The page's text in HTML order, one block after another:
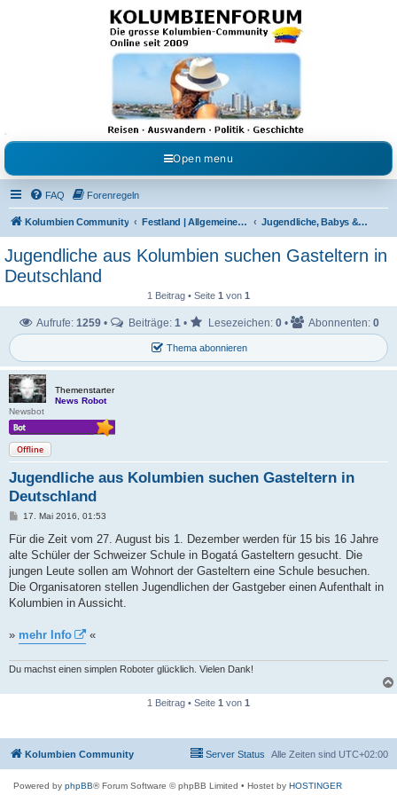
Kolumbienforum - Das
grosse Forum der
Freunde Kolumbiens
Reisen, Auswandern, Kultur, Politik, Geschichte und Visum in Kolumbien und Venezuela.
Austausch, Erfahrungen und Gemeinschaft im Kolumbienforum
Open menu
FAQ Forenregeln
Kolumbien Community Festland | Allgemeine Fragen Jugendliche, Babys & Kinder
Jugendliche aus Kolumbien suchen Gasteltern in
Deutschland
1 Beitrag • Seite 1 von 1
Thema abonnieren
Aufrufe: 1259• Beiträge: 1 • Lesezeichen: 0• Abonnenten: 0
Themenstarter
News Robot
Newsbot
Offline
Jugendliche aus Kolumbien suchen Gasteltern in
Deutschland
B
i
r
a
17. Mai 2016, 01:53
Für die Zeit vom 27. August bis 1. Dezember werden für 15 bis 16 Jahre
alte Schüler der Schweizer Schule in Bogatá Gasteltern gesucht. Die
jungen Leute sollen am Wohnort der Gasteltern eine Schule besuchen.
Die Organisatoren stellen Jugendlichen der Gastgeber einen Aufenthalt in
Kolumbien in Aussicht.
» mehr Info «
Du machst einen simplen Roboter glücklich. Vielen Dank!
1 Beitrag • Seite 1 von 1
Kolumbien Community Alle Zeiten sind UTC+02:00
Server Status
Powered by phpBB® Forum Software © phpBB Limited • Hostet by HOSTINGER